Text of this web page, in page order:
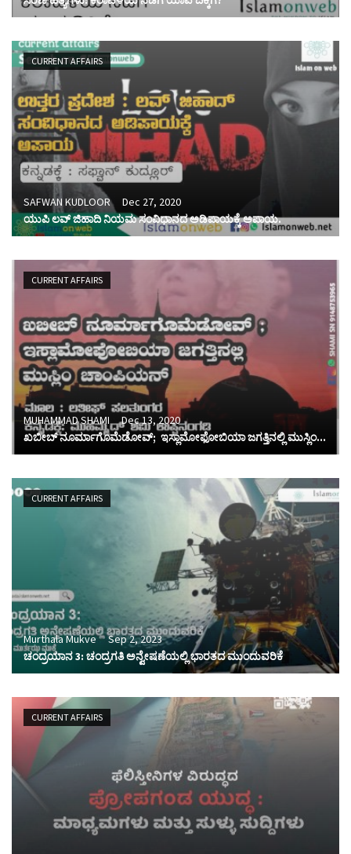
CURRENT AFFAIRS
SAFWAN KUDLOOR
Dec 27, 2020
ಯುಪಿ ಲವ್ ಜಿಹಾದಿ ನಿಯಮ ಸಂವಿಧಾನದ ಅಡಿಪಾಯಕ್ಕೆ ಅಪಾಯ.
CURRENT AFFAIRS
MUHAMMAD SHAMI
Dec 13, 2020
ಖಬೀಬ್ ನೂರ್ಮಾಗೊಮೆಡೋವ್; ಇಸ್ಲಾಮೋಫೋಬಿಯಾ ಜಗತ್ತಿನಲ್ಲಿ ಮುಸ್ಲಿಂ...
CURRENT AFFAIRS
Murthala Mukve
Sep 2, 2023
ಚಂದ್ರಯಾನ 3: ಚಂದ್ರಗತಿ ಅನ್ವೇಷಣೆಯಲ್ಲಿ ಭಾರತದ ಮುಂದುವರಿಕೆ
CURRENT AFFAIRS